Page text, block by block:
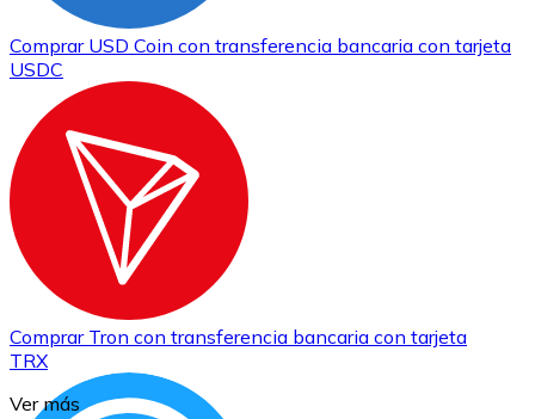
Comprar USD Coin con transferencia bancaria con tarjeta
USDC
Comprar Tron con transferencia bancaria con tarjeta
TRX
Ver más